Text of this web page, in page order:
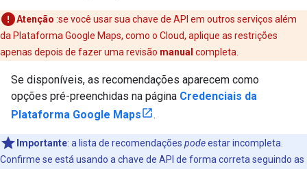
Atenção :se você usar sua chave de API em outros serviços além
da Plataforma Google Maps, como o Cloud, aplique as restrições
apenas depois de fazer uma revisão manual completa.
Se disponíveis, as recomendações aparecem como
opções pré-preenchidas na página Credenciais da
Plataforma Google Maps
.
Importante: a lista de recomendações podeestar incompleta.
Confirme se está usando a chave de API de forma correta seguindo as